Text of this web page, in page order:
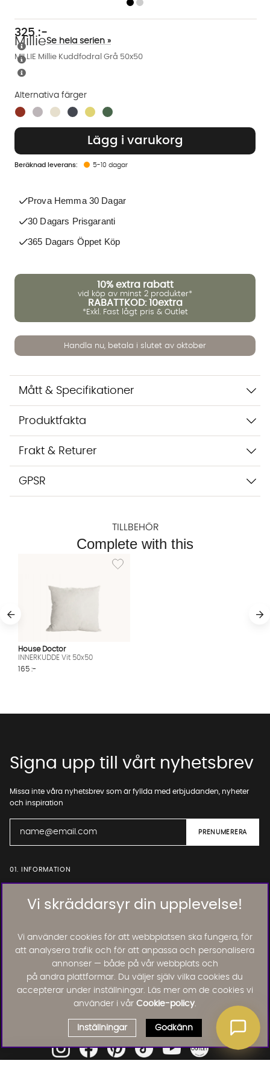
MILLIE Millie Kuddfodral Grå 50x50
MillieSe hela serien »
325 :-
Lägg i varukorg
5-10 dagar
Alternativa färger
Finns även i dessa färger:
Prova Hemma 30 Dagar
30 Dagars Prisgaranti
365 Dagars Öppet Köp
10% extra rabatt
vid köp av minst 2 produkter*
RABATTKOD: 10extra
*Exkl. Fast lågt pris & Outlet
Handla nu, betala i slutet av oktober
Mått & Specifikationer
Produktfakta
Frakt & Returer
GPSR
TILLBEHÖR
Complete with this
Lägg till i önskelista: INNERKUDDE Vit 50x50
House Doctor
INNERKUDDE Vit 50x50
165 :-
Vi skräddarsyr din upplevelse!
Vi använder cookies för att webbplatsen ska fungera, för
att analysera trafik och för att anpassa och personalisera
annonser — både på vår webbplats och
på andra plattformar. Du väljer själv vilka cookies du
accepterar under inställningar. Läs mer om de cookies vi
använder i vår Cookie-policy.
Inställningar Godkänn
Signa upp till vårt nyhetsbrev
Missa inte våra nyhetsbrev som är fyllda med erbjudanden, nyheter
och inspiration
01. INFORMATION
Läs och lämna kundomdömen:
Vi använder AI för att svara på dina frågor. Konversationen
sparas i upp till 24 timmar för att kunna hjälpa dig. Vi delar
inte dina uppgifter med tredje part. Läs mer i vår